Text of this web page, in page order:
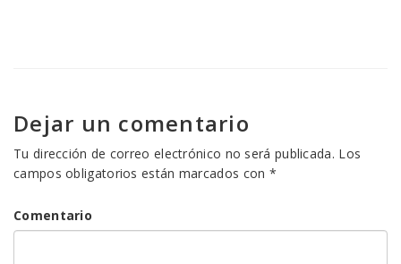
Dejar un comentario
Tu dirección de correo electrónico no será publicada. Los
campos obligatorios están marcados con *
Comentario